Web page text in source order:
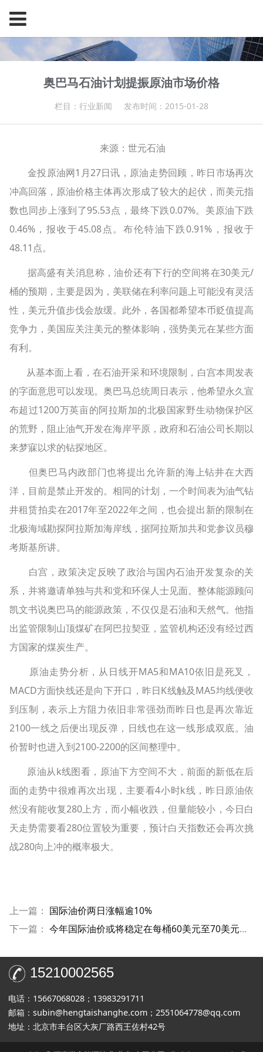
奥巴马石油计划提振原油市场价格
栏目：行业新闻 发布时间：2015-01-28
来源：世元石油
金投原油网1月27日讯，原油走势回顾，昨日市场再次
冲高回落，原油价格主体再次形成了较大的起伏，而美元指
数也同步上涨到了95.53点，最终下跌0.07%。美原油下跌
0.46%，报收于45.08点。布伦特油下跌0.91%，报收于
48.11点。
据高盛有关消息称，油价还有下行的空间将在30美元/
桶的预期，主要是因为，美联储在利率问题上可能没有灵活
性，美元升值步伐会放缓。此外，各国都希望本币贬值提高
竞争力，美国应关注美元的整体影响，强势美元在某些方面
有利。
从基本面上看，在石油开采和环境限制，白宫本周发表
的字面意思可以发现。奥巴马总统周日表示，他希望永久宣
布超过1200万英亩的阿拉斯加的北极国家野生动物保护区
的荒野，阻止油气开发在海岸平原，政府和石油公司长期以
来梦寐以求的钻探地区。
但奥巴马内政部门也将提出允许新的海上钻井在大西
洋，目前是禁止开发的。相同的计划，一个时间表为油气钻
井租赁拍卖在2017年至2022年之间，也会提出新的限制在
北极海域勘探阿拉斯加海岸线，据阿拉斯加共和党参议员穆
考斯基所讲。
白宫，政策决定反映了政治与国内石油开发复杂的关
系，并将邀请单独与共和党和环保人士见面。整体能源顾问
凯文书说奥巴马的能源政策，不仅仅是石油和天然气。他指
出监管限制山顶煤矿在阿巴拉契亚，监管机构还没有经过西
方国家的煤炭生产。
原油走势分析，从日线开MA5和MA10依旧是死叉，
MACD方面快线还是向下开口，昨日K线触及MA5均线便收
到压制，表示上方阻力依旧非常强劲而昨日也是再次靠近
2100一线之后便出现反弹，日线也在这一线形成双底。油
价暂时也进入到2100-2200的区间整理中。
原油从k线图看，原油下方空间不大，前面的新低在后
面的走势中很难再次出现，主要看4小时k线，昨日原油依
然没有能收复280上方，而小幅收跌，但量能较小，今日白
天走势需要看280位置较为重要，预计白天指数还会再次挑
战280向上冲的概率极大。
上一篇： 国际油价两日涨幅逾10%
下一篇： 今年国际油价或将稳定在每桶60美元至70美元之间
15210002565
电话：15667068028；13983291711
邮箱：subin@hengtaishanghe.com；2551064778@qq.com
地址：北京市丰台区大灰厂路西王佐村42号